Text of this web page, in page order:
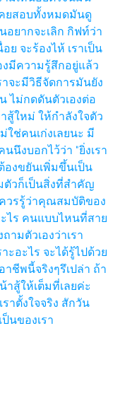
ยสอบทั้งหมดมันดู
อยากจะเลิก กิฟท์ว่า
ย จะร้องไห้ เราเป็น
มีความรู้สึกอยู่แล้ว
จะมีวิธีจัดการมันยัง
ไม่กดดันตัวเองต่อ
ใหม่ ให้กำลังใจตัว
ใช่คนเก่งเลยนะ มี
นึงบอกไว้ว่า "ยิ่งเรา
ต้องขยันเพิ่มขึ้นเป็น
ตัวก็เป็นสิ่งที่สำคัญ
ควรรู้ว่าคุณสมบัติของ
ร คนแบบไหนที่สาย
ามตัวเองว่าเรา
ะอะไร จะได้รู้ไปด้วย
าชีพนี้จริงๆรึเปล่า ถ้า
สู้ให้เต็มที่เลยค่ะ
าตั้งใจจริง สักวัน
นของเรา